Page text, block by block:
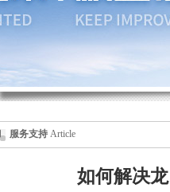
服务支持 Article
如何解决